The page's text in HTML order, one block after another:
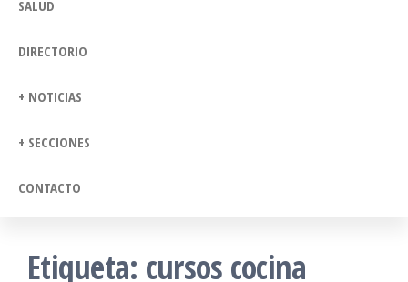
SALUD
DIRECTORIO
+ NOTICIAS
+ SECCIONES
CONTACTO
Etiqueta: cursos cocina